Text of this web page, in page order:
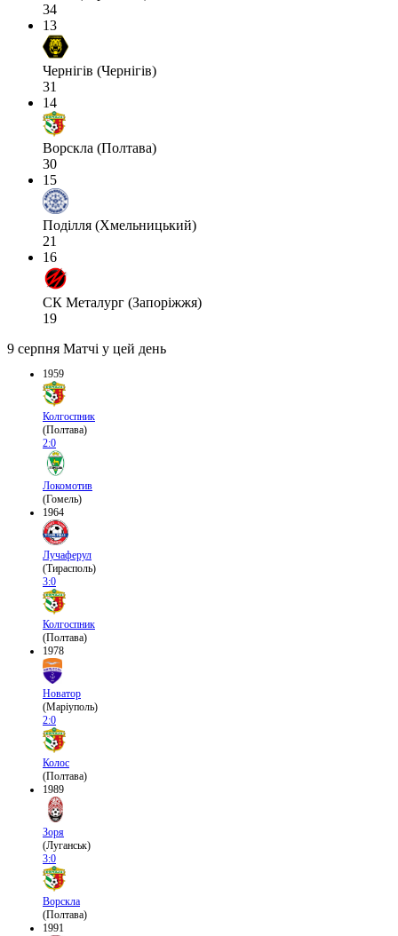
34
13
Чернігів (Чернігів)
31
14
Ворскла (Полтава)
30
15
Поділля (Хмельницький)
21
16
СК Металург (Запоріжжя)
19
9 серпня Матчі у цей день
1959
Колгоспник
(Полтава)
2:0
Локомотив
(Гомель)
1964
Лучаферул
(Тирасполь)
3:0
Колгоспник
(Полтава)
1978
Новатор
(Маріуполь)
2:0
Колос
(Полтава)
1989
Зоря
(Луганськ)
3:0
Ворскла
(Полтава)
1991